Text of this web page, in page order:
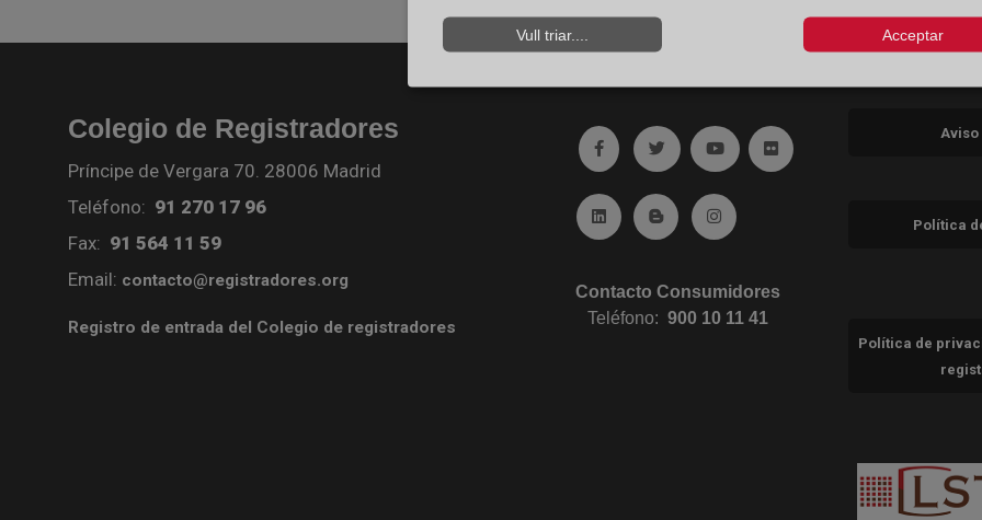
Colegio de Registradores
Príncipe de Vergara 70. 28006 Madrid
Teléfono: 91 270 17 96
Fax: 91 564 11 59
Email: contacto@registradores.org
Registro de entrada del Colegio de registradores
Ir a facebook (abre en ventana nueva)
Ir a twitter (abre en ventana nueva)
Ir a YouTube (abre en ventana nueva)
Ir a Flickr (abre en ventana
Ir a Linkedin (abre en ventana nueva)
Ir al Blog (abre en ventana nueva)
Ir a Instagram (abre en ventana
Contacto Consumidores
Teléfono:900 10 11 41
Aviso
Política
Política de
Vull triar.... Acceptar